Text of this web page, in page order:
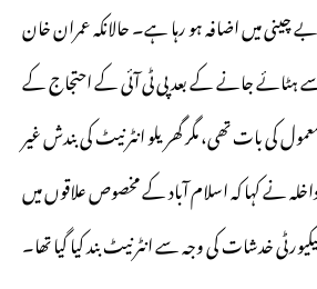
میں اضافہ ہو رہا ہے۔ حالانکہ عمران خان
سے ہٹائے جانے کے بعد پی ٹی آئی کے احتجاج کے
کی بات تھی، مگر گھریلو انٹرنیٹ کی بندش غیر
نے کہا کہ اسلام آباد کے مخصوص علاقوں میں
خدشات کی وجہ سے انٹرنیٹ بند کیا گیا تھا۔